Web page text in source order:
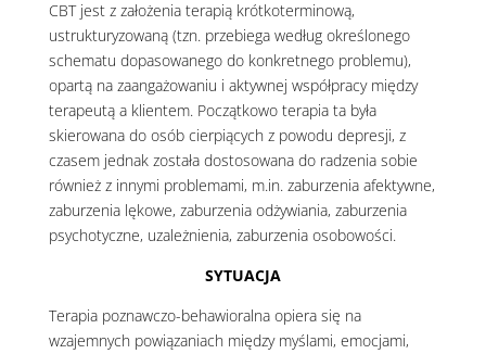
CBT jest z założenia terapią krótkoterminową,
ustrukturyzowaną (tzn. przebiega według określonego
schematu dopasowanego do konkretnego problemu),
opartą na zaangażowaniu i aktywnej współpracy między
terapeutą a klientem. Początkowo terapia ta była
skierowana do osób cierpiących z powodu depresji, z
czasem jednak została dostosowana do radzenia sobie
również z innymi problemami, m.in. zaburzenia afektywne,
zaburzenia lękowe, zaburzenia odżywiania, zaburzenia
psychotyczne, uzależnienia, zaburzenia osobowości.
SYTUACJA
Terapia poznawczo-behawioralna opiera się na
wzajemnych powiązaniach między myślami, emocjami,